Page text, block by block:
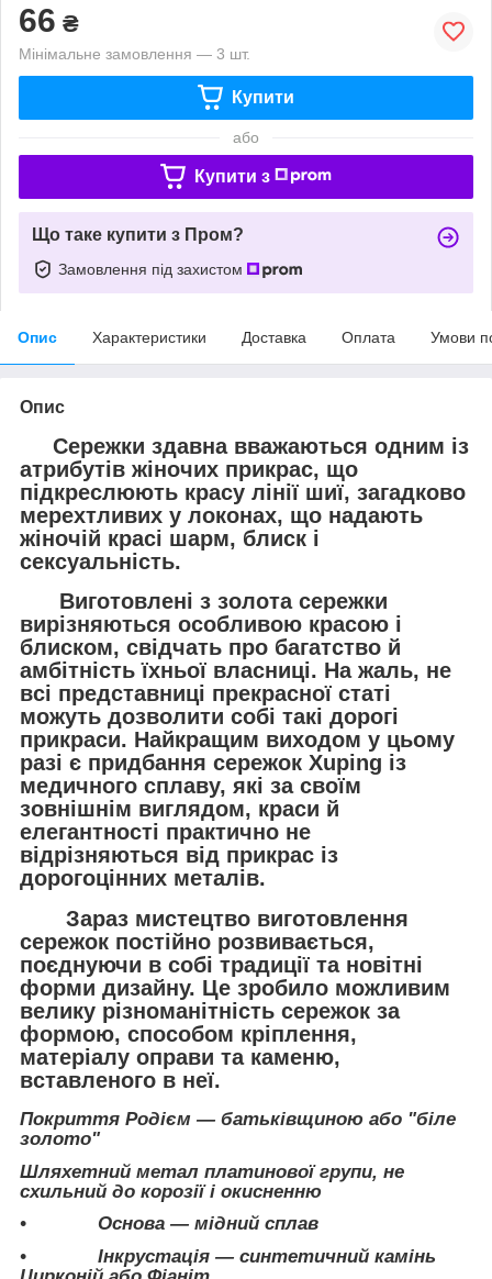
66 ₴
Мінімальне замовлення — 3 шт.
Купити
або
Купити з
Що таке купити з Пром?
Замовлення під захистом
Опис Характеристики Доставка Оплата Умови
Опис
Сережки здавна вважаються одним із
атрибутів жіночих прикрас, що
підкреслюють красу лінії шиї, загадково
мерехтливих у локонах, що надають
жіночій красі шарм, блиск і
сексуальність.
Виготовлені з золота сережки
вирізняються особливою красою і
блиском, свідчать про багатство й
амбітність їхньої власниці. На жаль, не
всі представниці прекрасної статі
можуть дозволити собі такі дорогі
прикраси. Найкращим виходом у цьому
разі є придбання сережок Xuping із
медичного сплаву, які за своїм
зовнішнім виглядом, краси й
елегантності практично не
відрізняються від прикрас із
дорогоцінних металів.
Зараз мистецтво виготовлення
сережок постійно розвивається,
поєднуючи в собі традиції та новітні
форми дизайну. Це зробило можливим
велику різноманітність сережок за
формою, способом кріплення,
матеріалу оправи та каменю,
вставленого в неї.
Покриття Родієм — батьківщиною або "біле
золото"
Шляхетний метал платинової групи, не
схильний до корозії і окисненню
• Основа — мідний сплав
• Інкрустація — синтетичний камінь